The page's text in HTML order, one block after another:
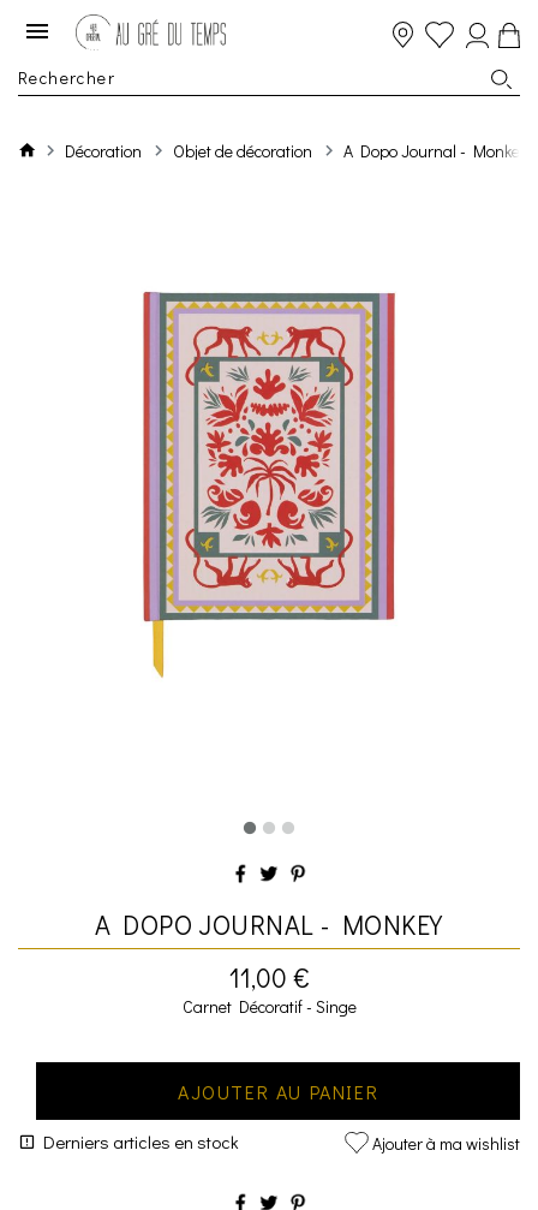
Décoration Objet de décoration A Dopo Journal - Monkey
A DOPO JOURNAL - MONKEY
11,00 €
Carnet Décoratif - Singe
AJOUTER AU PANIER
Derniers articles en stock Ajouter à ma wishlist